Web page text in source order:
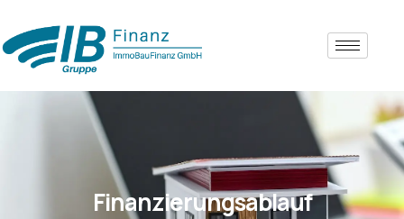
Finanzierungsablauf